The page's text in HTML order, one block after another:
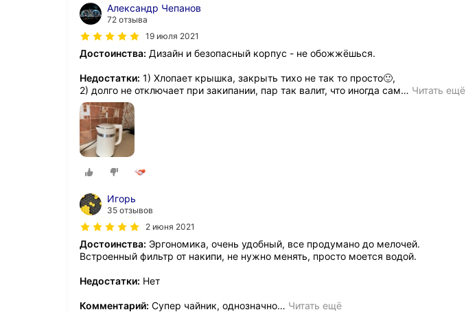
Александр Чепанов
72 отзыва
19 июля 2021
Достоинства: Дизайн и безопасный корпус - не обожжёшься.
Недостатки: 1) Хлопает крышка, закрыть тихо не так то просто🙂,
2) долго не отключает при закипании, пар так валит, что иногда сам… Читать ещё
Игорь
35 отзывов
2 июня 2021
Достоинства: Эргономика, очень удобный, все продумано до мелочей.
Встроенный фильтр от накипи, не нужно менять, просто моется водой.
Недостатки: Нет
Комментарий: Супер чайник, однозначно… Читать ещё